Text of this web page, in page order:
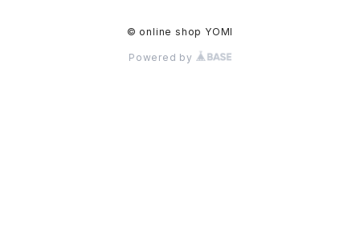
© online shop YOMI
Powered by